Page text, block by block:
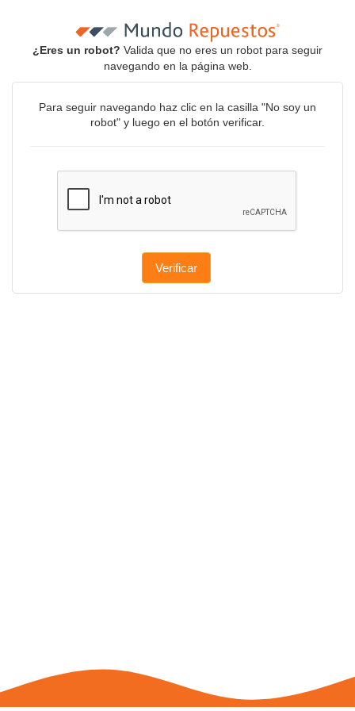
¿Eres un robot? Valida que no eres un robot para seguir
navegando en la página web.
Para seguir navegando haz clic en la casilla "No soy un
robot" y luego en el botón verificar.
Verificar